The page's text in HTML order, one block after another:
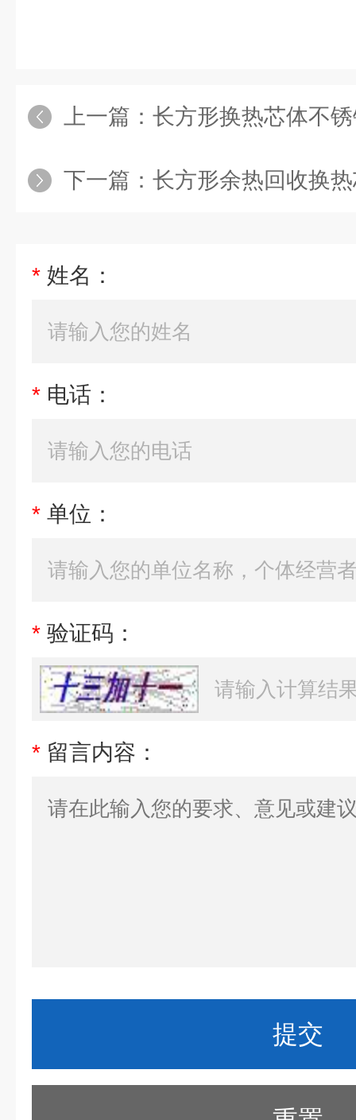
上一篇： 长方形换热芯体不
下一篇： 长方形余热回收换
* 姓名：
* 电话：
* 单位：
* 验证码：
* 留言内容：